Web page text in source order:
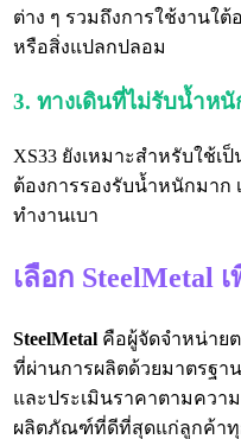
ต่าง ๆ รวมถึงการใช้งานใ
หรือสิ่งแปลกปลอม
3. ทางเดินที่ไม่รับน้ำห
XS33 ยังเหมาะสำหรับใช้
ต้องการรองรับน้ำหนักมาก
ทำงานเบา
เลือก SteelMetal
SteelMetal คือผู้จัดจำหน่าย
ที่ผ่านการผลิตด้วยมาตรฐา
และประเมินราคาตามควา
ผลิตภัณฑ์ที่ดีที่สุดแก่ลูกค้า